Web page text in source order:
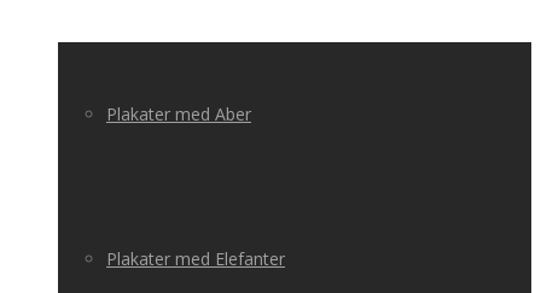
Plakater med Aber
Plakater med Elefanter